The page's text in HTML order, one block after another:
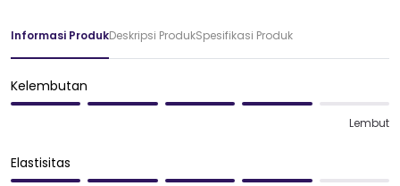
Informasi ProdukDeskripsi ProdukSpesifikasi Produk
Kelembutan
Lembut
Elastisitas